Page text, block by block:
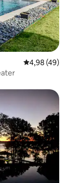
Gemiddelde
4,98 (49)